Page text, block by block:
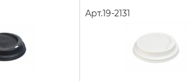
Арт.19-2131